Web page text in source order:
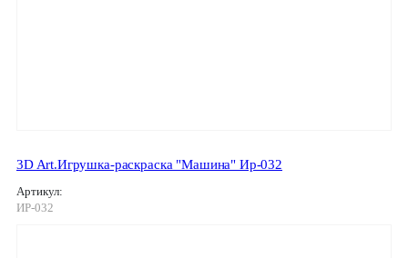
3D Art.Игрушка-раскраска "Машина" Ир-032
Артикул:
ИР-032